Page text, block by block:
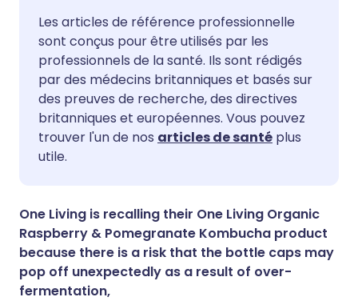
Partager par email
Partager sur Facebook
Partager via LinkedIn
Partager via WhatsApp
Copier le lien
🇬🇧 English 🇩🇪 Deutsch
🇪🇸 Español 🇫🇷 Français
🇮🇹 Italiano 🇵🇹
🇸🇦 عربي 🇸🇪 Svenska
Les articles de référence professionnelle
sont conçus pour être utilisés par les
professionnels de la santé. Ils sont rédigés
par des médecins britanniques et basés sur
des preuves de recherche, des directives
britanniques et européennes. Vous pouvez
trouver l'un de nos articles de santé plus
utile.
One Living is recalling their One Living Organic
Raspberry & Pomegranate Kombucha product
because there is a risk that the bottle caps may
pop off unexpectedly as a result of over-
fermentation,